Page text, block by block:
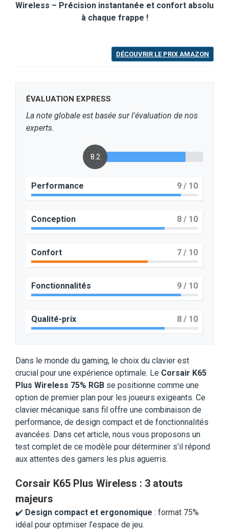
Wireless – Précision instantanée et confort absolu
à chaque frappe !
DÉCOUVRIR LE PRIX AMAZON
ÉVALUATION EXPRESS
La note globale est basée sur l'évaluation de nos
experts.
8.2
Performance 9 / 10
Conception 8 / 10
Confort 7 / 10
Fonctionnalités 9 / 10
Qualité-prix 8 / 10
Dans le monde du gaming, le choix du clavier est
crucial pour une expérience optimale. Le Corsair K65
Plus Wireless 75% RGB se positionne comme une
option de premier plan pour les joueurs exigeants. Ce
clavier mécanique sans fil offre une combinaison de
performance, de design compact et de fonctionnalités
avancées. Dans cet article, nous vous proposons un
test complet de ce modèle pour déterminer s’il répond
aux attentes des gamers les plus aguerris.​
Corsair K65 Plus Wireless : 3 atouts
majeurs
✔️ Design compact et ergonomique : format 75%
idéal pour optimiser l’espace de jeu.​